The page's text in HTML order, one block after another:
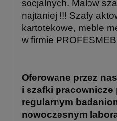
socjalnych. Malow
najtaniej !!! Szafy
kartotekowe, meble
w firmie
Oferowane przez
i szafki pracownicze
regularnym
nowoczesnym